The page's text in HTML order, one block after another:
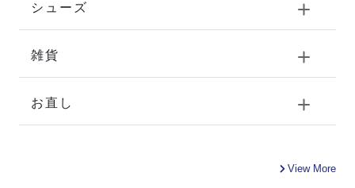
シューズ
雑貨
お直し
View More